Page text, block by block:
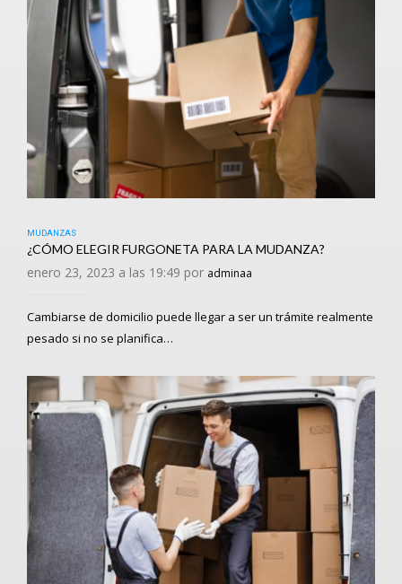
MUDANZAS
¿CÓMO ELEGIR FURGONETA PARA LA MUDANZA?
enero 23, 2023 a las 19:49 por adminaa
Cambiarse de domicilio puede llegar a ser un trámite realmente
pesado si no se planifica…